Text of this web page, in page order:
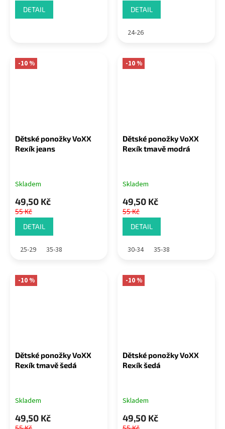
DETAIL DETAIL
24-26
-10 %
Dětské ponožky VoXX
Rexík jeans
Skladem
49,50 Kč
55 Kč
DETAIL
25-29 35-38
-10 %
Dětské ponožky VoXX
Rexík tmavě modrá
Skladem
49,50 Kč
55 Kč
DETAIL
30-34 35-38
-10 %
Dětské ponožky VoXX
Rexík tmavě šedá
Skladem
49,50 Kč
-10 %
Dětské ponožky VoXX
Rexík šedá
Skladem
49,50 Kč